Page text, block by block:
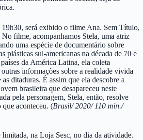
será exibido o filme Ana. Sem Título,
filme, acompanhamos Stela, uma atriz
uma espécie de documentário sobre
plásticas sul-americanas na década de 70 e
da América Latina, ela coleta
informações sobre a realidade vivida
as ditaduras. É assim que ela descobre a
brasileira que desapareceu neste
pela personagem, Stela, então, resolve
que aconteceu. (Brasil/ 2020/ 110 min./
limitada, na Loja Sesc, no dia da atividade.